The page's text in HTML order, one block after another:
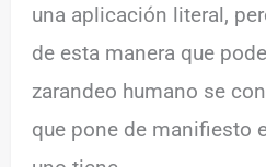
una aplicación literal,
de esta manera que
zarandeo humano se
que pone de manifiesto